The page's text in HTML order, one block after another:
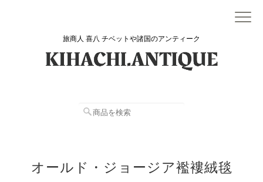
旅商人 喜八 チベットや諸国のアンティーク
オールド・ジョージア襤褸絨毯